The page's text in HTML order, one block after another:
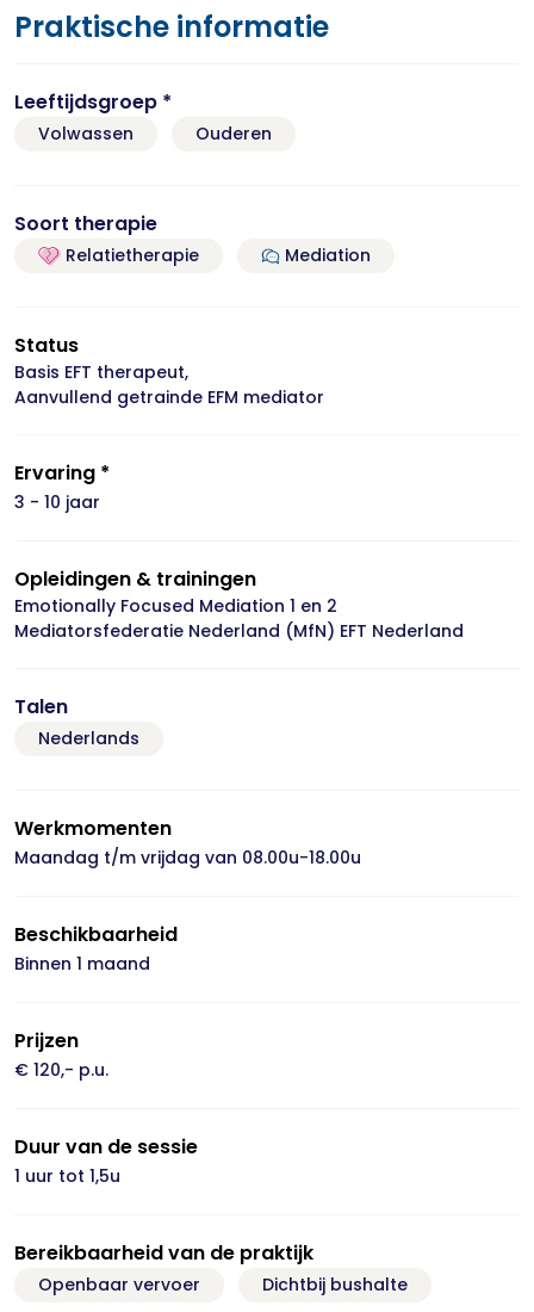
Praktische informatie
Leeftijdsgroep *
Volwassen Ouderen
Soort therapie
Relatietherapie Mediation
Status
Basis EFT therapeut,
Aanvullend getrainde EFM mediator
Ervaring *
3 - 10 jaar
Opleidingen & trainingen
Emotionally Focused Mediation 1 en 2
Mediatorsfederatie Nederland (MfN) EFT Nederland
Talen
Nederlands
Werkmomenten
Maandag t/m vrijdag van 08.00u-18.00u
Beschikbaarheid
Binnen 1 maand
Prijzen
€ 120,- p.u.
Duur van de sessie
1 uur tot 1,5u
Bereikbaarheid van de praktijk
Openbaar vervoer
Dichtbij bushalte